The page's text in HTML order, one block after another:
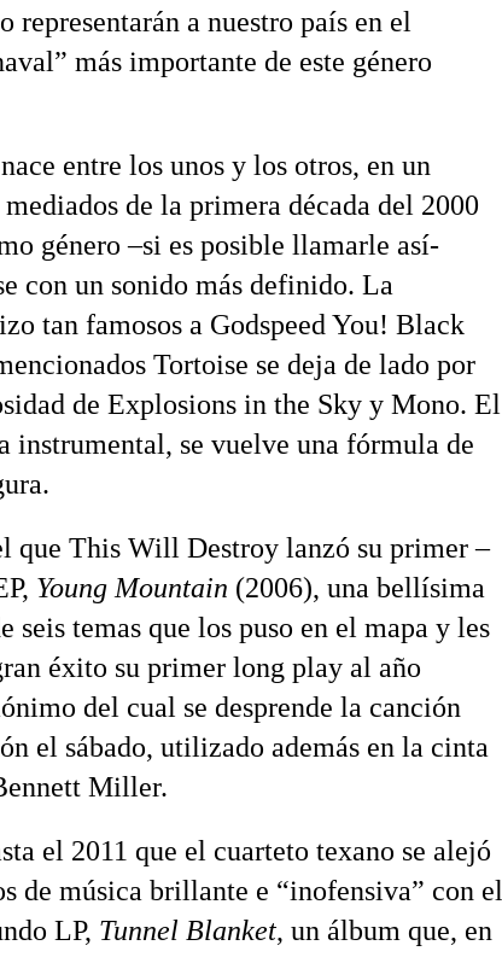
representarán a nuestro país en el
más importante de este género
entre los unos y los otros, en un
de la primera década del 2000
género –si es posible llamarle así-
con un sonido más definido. La
tan famosos a Godspeed You! Black
Tortoise se deja de lado por
de Explosions in the Sky y Mono. El
instrumental, se vuelve una fórmula de
que This Will Destroy lanzó su primer –
Young Mountain (2006), una bellísima
seis temas que los puso en el mapa y les
éxito su primer long play al año
del cual se desprende la canción
el sábado, utilizado además en la cinta
Miller.
el 2011 que el cuarteto texano se alejó
de música brillante e “inofensiva” con el
LP, Tunnel Blanket, un álbum que, en